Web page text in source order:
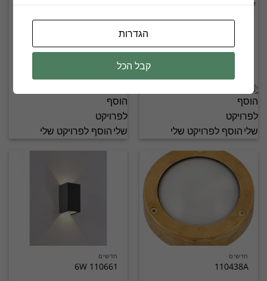
חדשים
110434S
הוסף לפרויקט שלי
חדשים
הוסף לפרויקט שלי
חדשים
110438A
חדשים
110661 6W
הגדרות
קבל הכל